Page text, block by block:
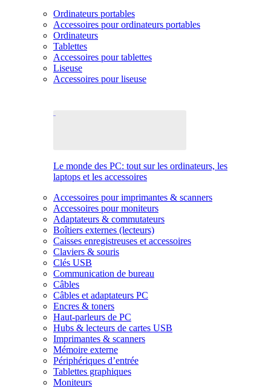
Ordinateurs portables
Accessoires pour ordinateurs portables
Ordinateurs
Tablettes
Accessoires pour tablettes
Liseuse
Accessoires pour liseuse
Le monde des PC: tout sur les ordinateurs, les
laptops et les accessoires
Accessoires pour imprimantes & scanners
Accessoires pour moniteurs
Adaptateurs & commutateurs
Boîtiers externes (lecteurs)
Caisses enregistreuses et accessoires
Claviers & souris
Clés USB
Communication de bureau
Câbles
Câbles et adaptateurs PC
Encres & toners
Haut-parleurs de PC
Hubs & lecteurs de cartes USB
Imprimantes & scanners
Mémoire externe
Périphériques d’entrée
Tablettes graphiques
Moniteurs